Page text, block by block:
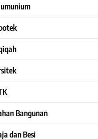
Bangunan
dan Besi